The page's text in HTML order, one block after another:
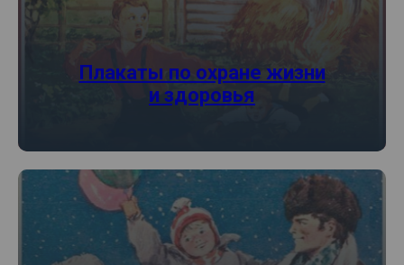
Плакаты по охране жизни
и здоровья